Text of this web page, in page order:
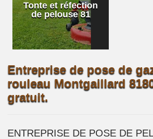
Tonte et réfection
de pelouse 81
Entreprise de pose de
rouleau Montgaillard
gratuit.
ENTREPRISE DE POSE DE